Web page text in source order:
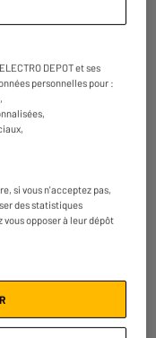
principal embarqué par le
Plus celui-ci possède
capteur possède sa propre
: téléobjectif, grand angle,
DEPOT et ses
personnelles pour :
si vous n'acceptez pas,
des statistiques
vous opposer à leur dépôt